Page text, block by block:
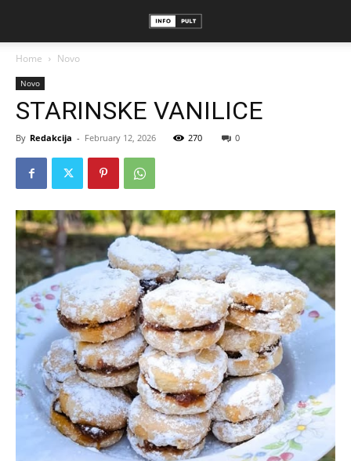
Home Novo
Novo
STARINSKE VANILICE
By Redakcija - February 12, 2026 270 0